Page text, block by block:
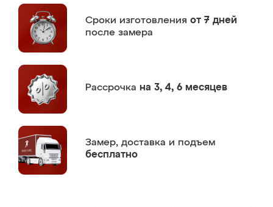
Сроки изготовления от 7 дней
после замера
Рассрочка на 3, 4, 6 месяцев
Замер, доставка и подъем
бесплатно